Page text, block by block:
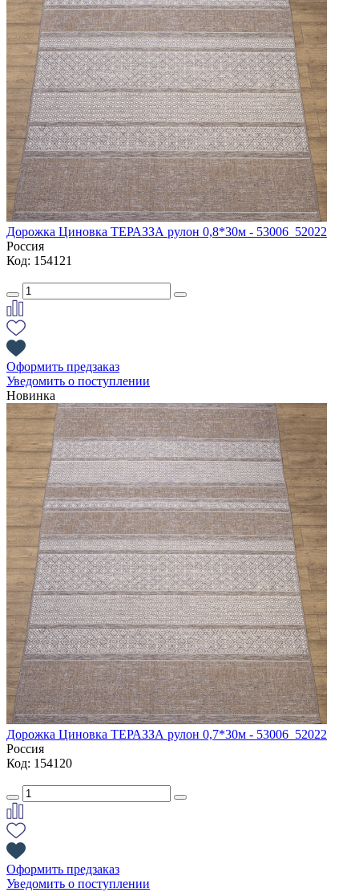
Дорожка Циновка ТЕРАЗЗА рулон 0,8*30м - 53006_52022
Россия
Код: 154121
Оформить предзаказ
Уведомить о поступлении
Новинка
Дорожка Циновка ТЕРАЗЗА рулон 0,7*30м - 53006_52022
Россия
Код: 154120
Оформить предзаказ
Уведомить о поступлении